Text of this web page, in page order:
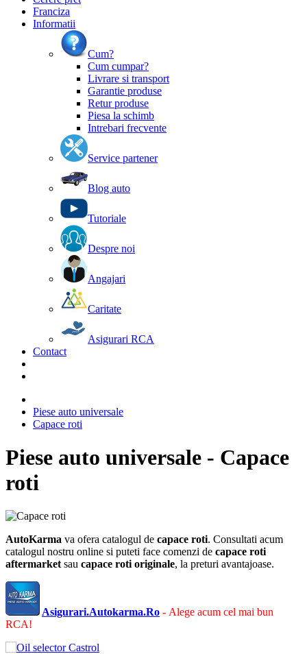
Franciza
Informatii
Cum?
Cum cumpar?
Livrare si transport
Garantie produse
Retur produse
Piesa la schimb
Intrebari frecvente
Service partener
Blog auto
Tutoriale
Despre noi
Angajari
Caritate
Asigurari RCA
Contact
Piese auto universale
Capace roti
Piese auto universale - Capace
roti
AutoKarma va ofera catalogul de capace roti. Consultati acum
catalogul nostru online si puteti face comenzi de capace roti
aftermarketsau capace rotioriginale, la preturi avantajoase.
Asigurari.Autokarma.Ro - Alege acum cel mai bun
RCA!